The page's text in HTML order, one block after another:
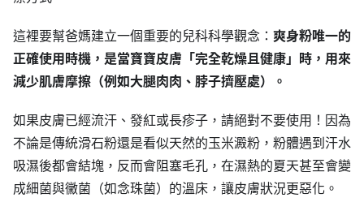
這裡要幫爸媽建立一個重要的兒科科學觀念： 爽身粉唯一的
正確使用時機，是當寶寶皮膚「完全乾燥且健康」時，用來
減少肌膚摩擦（例如大腿肉肉、脖子擠壓處）。
如果皮膚已經流汗、發紅或長疹子，請絕對不要使用！因為
不論是傳統滑石粉還是看似天然的玉米澱粉，粉體遇到汗水
吸濕後都會結塊，反而會阻塞毛孔，在濕熱的夏天甚至會變
成細菌與黴菌（如念珠菌）的溫床，讓皮膚狀況更惡化。